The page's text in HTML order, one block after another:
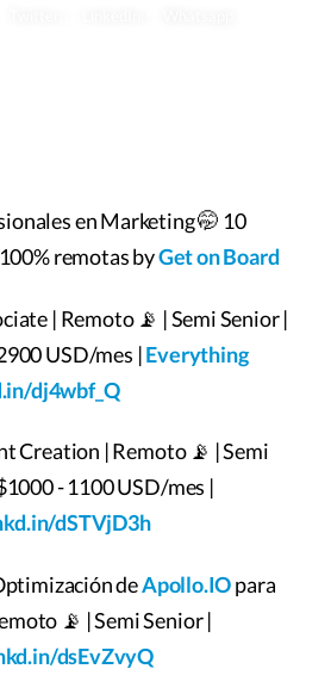
en Marketing 🤭 10
remotas byGet on Board
| Remoto 📡 | Semi Senior |
USD/mes |Everything
dj4wbf_Q
Creation | Remoto 📡 | Semi
- 1100 USD/mes |
dSTVjD3h
deApollo.IOpara
📡 | Semi Senior |
dsEvZvyQ